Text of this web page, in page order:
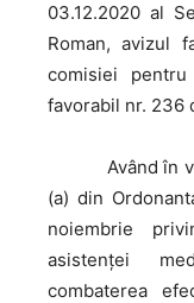
03.12.2020 al
Roman, avizul
comisiei
favorabil nr. 236
Având în
(a) din
noiembrie
asistenței
combaterea